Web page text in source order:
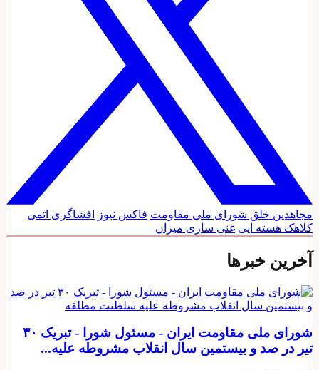
مجاهدین خلق شورای ملی مقاومت فاکس نیوز
افشاگری اتمی
کلاهک هسته ایی غنی سازی میزان
آخرین خبرها
شورای ملی مقاومت ایران - مسئول شورا - تبریک ۳۰
تیر در صد و بیستمین سال انقلاب مشروطه علیه...